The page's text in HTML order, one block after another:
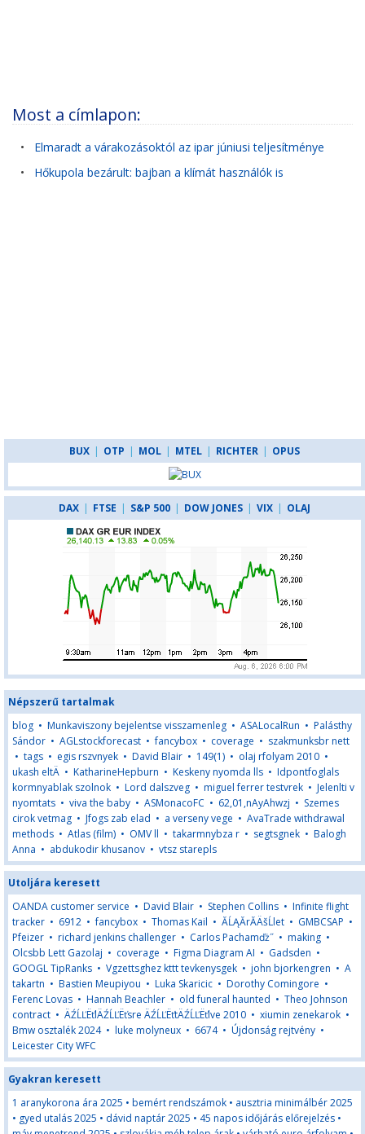
Most a címlapon:
• Elmaradt a várakozásoktól az ipar júniusi teljesítménye
• Hőkupola bezárult: bajban a klímát használók is
BUX | OTP | MOL | MTEL | RICHTER | OPUS
DAX | FTSE | S&P 500 | DOW JONES | VIX | OLAJ
Népszerű tartalmak
blog • Munkaviszony bejelentse visszamenleg • ASALocalRun • Palásthy
Sándor • AGLstockforecast •fancybox • coverage • szakmunksbr nett
• tags • egis rszvnyek • David Blair • 149(1) • olaj rfolyam 2010 •
ukash eltÄ • KatharineHepburn • Keskeny nyomda lls • Idpontfoglals
kormnyablak szolnok • Lord dalszveg • miguel ferrer testvrek • Jelenlti v
nyomtats • viva the baby • ASMonacoFC • 62,01,nAyAhwzj • Szemes
cirok vetmag • Jfogs zab elad • a verseny vege • AvaTrade withdrawal
methods • Atlas (film) • OMV ll • takarmnybza r • segtsgnek • Balogh
Anna • abdukodir khusanov • vtsz starepls
Utoljára keresett
OANDA customer service • David Blair • Stephen Collins • Infinite flight
tracker • 6912 •fancybox • Thomas Kail • ĂĹĄĂrĂÄšĹlet • GMBCSAP •
Pfeizer • richard jenkins challenger • Carlos Pachamďż˝ • making •
Olcsbb Lett Gazolaj • coverage • Figma Diagram AI • Gadsden •
GOOGL TipRanks • Vgzettsghez kttt tevkenysgek • john bjorkengren • A
takartn • Bastien Meupiyou • Luka Skaricic • Dorothy Comingore •
Ferenc Lovas • Hannah Beachler • old funeral haunted • Theo Johnson
contract • ÄŹĹĽËťlÄŹĹĽËťsre ÄŹĹĽËťtÄŹĹĽËťlve 2010 • xiumin zenekarok •
Bmw osztalék 2024• luke molyneux • 6674• Újdonság rejtvény •
Leicester City WFC
Gyakran keresett
1 aranykorona ára 2025 • bemért rendszámok • ausztria minimálbér 2025
• gyed utalás 2025 • dávid naptár 2025 • 45 napos időjárás előrejelzés •